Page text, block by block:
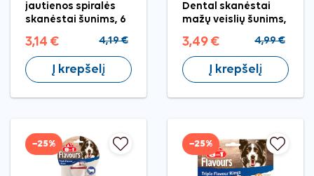
jautienos spiralės
skanėstai šunims, 6
3,14 € 4,19 €
Į krepšelį
Dental skanėstai
mažų veislių šunims,
3,49 € 4,99 €
Į krepšelį
−25% −25%